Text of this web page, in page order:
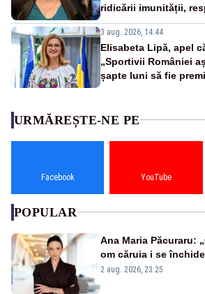
ridicării imunității,
3 aug. 2026, 14:44
Elisabeta Lipă, apel
„Sportivii României
șapte luni să fie
URMĂREȘTE-NE PE
Facebook YouTube
POPULAR
Ana Maria Păcuraru:
om căruia i se
portiță?”
2 aug. 2026, 23:25